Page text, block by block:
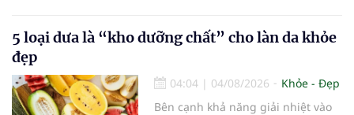
rèn luyện trí não mỗi ngày có thể
tuổi gìn giữ trí nhớ và sống độc lập
5 loại dưa là “kho dưỡng chất” cho làn da khỏe
đẹp
04:04 | 04/08/2026
Khỏe - Đẹp
Bên cạnh khả năng giải nhiệt vào